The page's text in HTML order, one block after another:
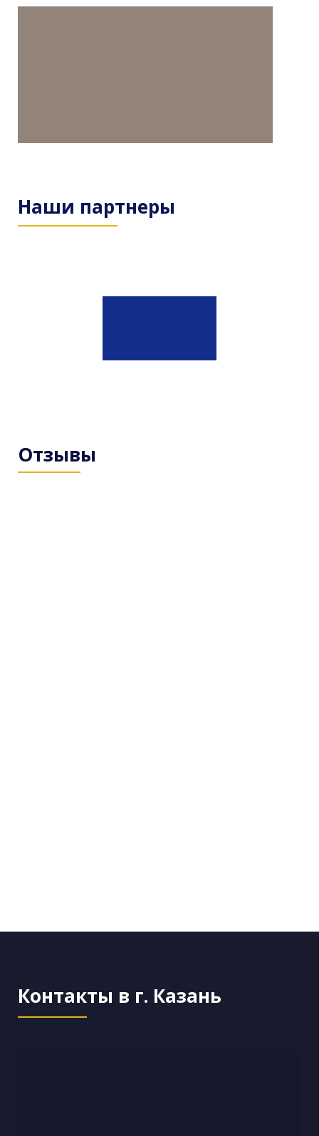
Наши партнеры
Отзывы
Контакты в г. Казань